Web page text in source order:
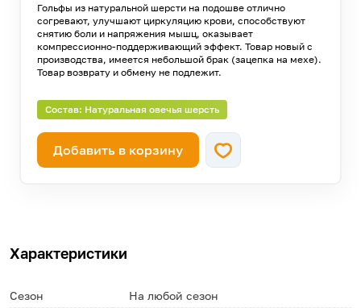
Гольфы из натуральной шерсти на подошве отлично
согревают, улучшают циркуляцию крови, способствуют
снятию боли и напряжения мышц, оказывает
компрессионно-поддерживающий эффект. Товар новый с
производства, имеется небольшой брак (зацепка на мехе).
Товар возврату и обмену не подлежит.
Состав: Натуральная овечья шерсть
Добавить в корзину
Характеристики
Сезон На любой сезон